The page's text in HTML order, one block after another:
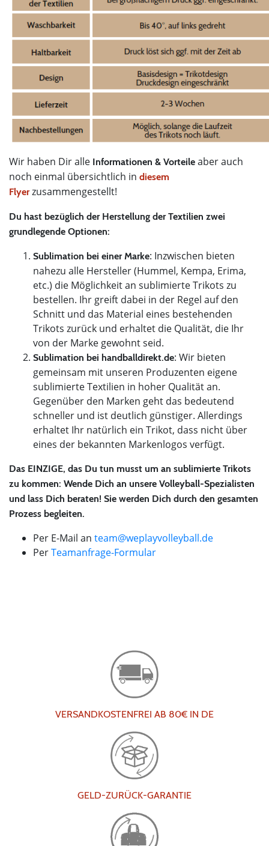
Wir haben Dir alle Informationen & Vorteile aber auch
noch einmal übersichtlich in diesem
Flyerzusammengestellt!
Du hast bezüglich der Herstellung der Textilien zwei
grundlegende Optionen:
Sublimation bei einer Marke: Inzwischen bieten
nahezu alle Hersteller (Hummel, Kempa, Erima,
etc.) die Möglichkeit an sublimierte Trikots zu
bestellen. Ihr greift dabei in der Regel auf den
Schnitt und das Material eines bestehenden
Trikots zurück und erhaltet die Qualität, die Ihr
von der Marke gewohnt seid.
Sublimation bei handballdirekt.de: Wir bieten
gemeinsam mit unseren Produzenten eigene
sublimierte Textilien in hoher Qualität an.
Gegenüber den Marken geht das bedeutend
schneller und ist deutlich günstiger. Allerdings
erhaltet Ihr natürlich ein Trikot, dass nicht über
eines der bekannten Markenlogos verfügt.
Das EINZIGE, das Du tun musst um an sublimierte Trikots
zu kommen: Wende Dich an unsere Volleyball-Spezialisten
und lass Dich beraten! Sie werden Dich durch den gesamten
Prozess begleiten.
Per E-Mail an team@weplayvolleyball.de
PerTeamanfrage-Formular
VERSANDKOSTENFREI AB 80€ IN DE
GELD-ZURÜCK-GARANTIE